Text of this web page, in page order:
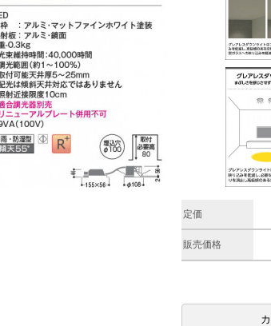
定価
販売価格